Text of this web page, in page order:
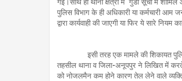
गई।साथ ही थाना क्षेत्रों में गुंडा सूची में
पुलिस विभाग के ही अधिकारी या कर्मचारी आम
द्वारा कार्यवाही की जाएगी या फिर ये सारे
इसी तरह एक मामले की शिकायत पुलिस
तहसील थाना व जिला-अनूपपुर ने लिखित में
को नोजलमैन कम होने कारण तेल लेने वाले